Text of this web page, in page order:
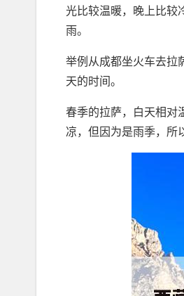
光比较温暖，晚上比较
雨。
举例从成都坐火车去拉
天的时间。
春季的拉萨，白天相对
凉，但因为是雨季，所